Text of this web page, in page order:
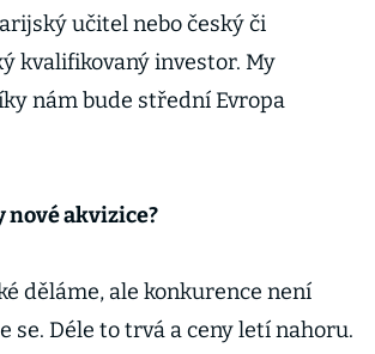
učitel nebo český či
kvalifikovaný investor. My
nám bude střední Evropa
nové akvizice?
děláme, ale konkurence není
se. Déle to trvá a ceny letí nahoru.